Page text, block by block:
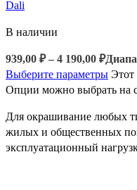
Dali
В наличии
939,00 ₽ – 4 190,00 ₽
Выберите параметры Этот
Опции можно выбрать на
Для окрашивание любых
жилых и общественных
эксплуатационный